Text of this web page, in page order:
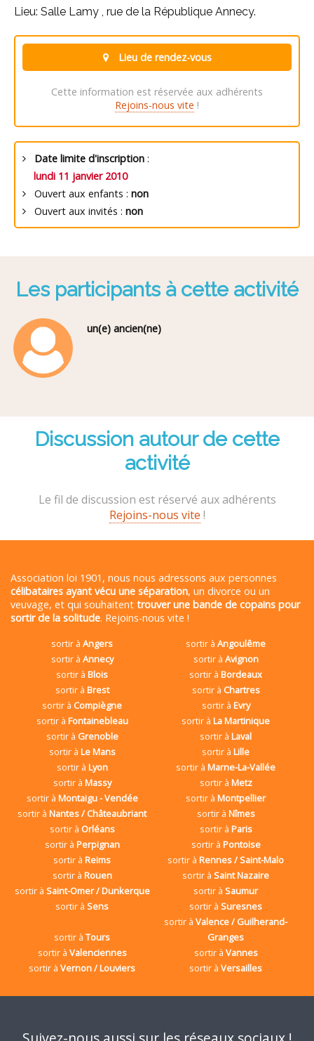
Lieu: Salle Lamy , rue de la République Annecy.
Lieu de rendez-vous
Cette information est réservée aux adhérents
Rejoins-nous vite !
Date limite d'inscription :
lundi 11 janvier 2010
Ouvert aux enfants : non
Ouvert aux invités : non
Les participants à cette activité
un(e) ancien(ne)
Discussion autour de cette
activité
Le fil de discussion est réservé aux adhérents
Rejoins-nous vite !
Association loi 1901, nous nous adressons aux personnes
célibataires ayant vécu une séparation, un divorce ou un
veuvage, et qui souhaitent trouver une bande de copains pour
sortir de la solitude. Rejoins-nous vite !
sortir àAngers sortir àAngoulême
sortir à Annecy sortir à Avignon
sortir àBlois sortir àBordeaux
sortir à Brest sortir à Chartres
sortir à Compiègne sortir à Evry
sortir à Fontainebleau sortir àLa Martinique
sortir à Grenoble sortir àLaval
sortir à Le Mans sortir àLille
sortir à Lyon sortir àMarne-La-Vallée
sortir à Massy sortir à Metz
sortir à Montaigu - Vendée sortir àMontpellier
sortir àNantes / Châteaubriant sortir à Nîmes
sortir à Orléans sortir à Paris
sortir à Perpignan sortir à Pontoise
sortir àReims sortir àRennes / Saint-Malo
sortir à Rouen sortir àSaint Nazaire
sortir à Saint-Omer / Dunkerque sortir àSaumur
sortir àSens sortir àSuresnes
sortir àTours
sortir àValence / Guilherand-
Granges
sortir à Valenciennes sortir à Vannes
sortir àVernon / Louviers sortir àVersailles